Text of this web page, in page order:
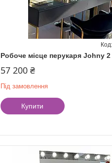
Робоче місце перукаря Johny 2
57 200 ₴
Під замовлення
Купити